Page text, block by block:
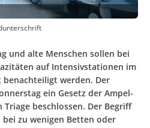
und alte Menschen sollen bei
auf Intensivstationen im
benachteiligt werden. Der
ein Gesetz der Ampel-
beschlossen. Der Begriff
zu wenigen Betten oder